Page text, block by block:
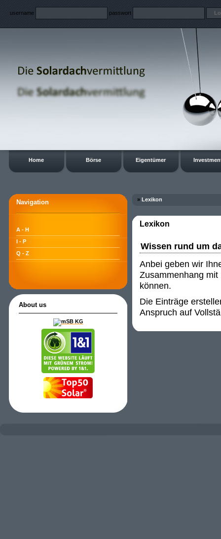
username passwort
Home Börse Eigentümer
Navigation
A - H
I - P
Q - Z
About us
» Lexikon
Lexikon
Wissen rund um
Anbei geben wir
Zusammenhang
können.
Die Einträge
Anspruch auf